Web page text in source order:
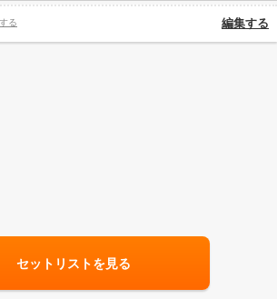
る 編集する
セットリストを見る